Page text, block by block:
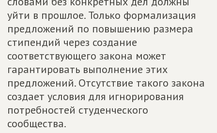
уйти в прошлое. Только формализация
предложений по повышению размера
стипендий через создание
соответствующего закона может
гарантировать выполнение этих
предложений. Отсутствие такого закона
создает условия для игнорирования
потребностей студенческого
сообщества.